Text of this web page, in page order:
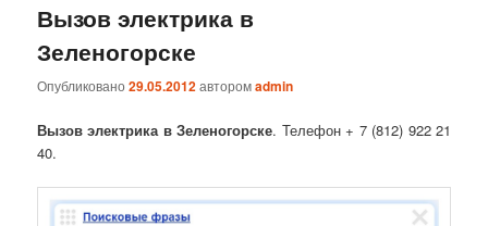
Вызов электрика в
Зеленогорске
Опубликовано29.05.2012авторомadmin
Вызов электрика в Зеленогорске. Телефон + 7 (812) 922 21
40.